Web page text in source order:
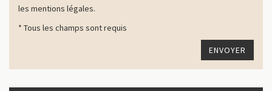
les mentions légales.
* Tous les champs sont requis